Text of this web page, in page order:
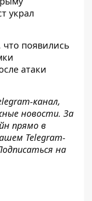
украл
что появились
атаки
канал,
новости. За
прямо в
Telegram-
на